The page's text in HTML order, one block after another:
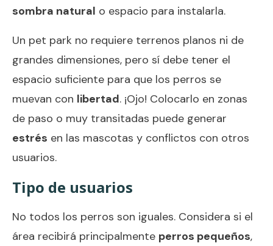
sombra natural o espacio para instalarla.
Un pet park no requiere terrenos planos ni de
grandes dimensiones, pero sí debe tener el
espacio suficiente para que los perros se
muevan con libertad. ¡Ojo! Colocarlo en zonas
de paso o muy transitadas puede generar
estrés en las mascotas y conflictos con otros
usuarios.
Tipo de usuarios
No todos los perros son iguales. Considera si el
área recibirá principalmente perros pequeños,